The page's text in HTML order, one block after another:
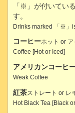
「※」が付いてい
す。
Drinks marked 「※」
コーヒーホット or ア
Coffee [Hot or Iced]
アメリカンコーヒ
Weak Coffee
紅茶ストレート or レ
Hot Black Tea [Black